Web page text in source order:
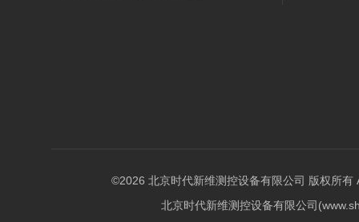
©2026 北京时代新维测控设备有限公司 版权所有
北京时代新维测控设备有限公司